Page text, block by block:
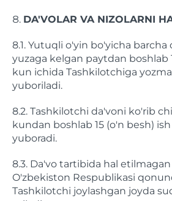
DA'VOLAR VA NIZOLARNI
8.1. Yutuqli o'yin bo'yicha barcha
yuzaga kelgan paytdan boshlab
kun ichida Tashkilotchiga
yuboriladi.
8.2. Tashkilotchi da'voni ko'rib
kundan boshlab 15 (o'n besh)
yuboradi.
8.3. Da'vo tartibida hal
O'zbekiston Respublikasi
Tashkilotchi joylashgan joyda